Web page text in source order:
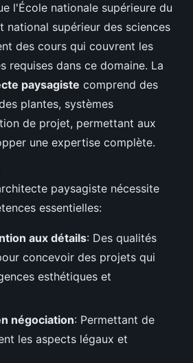
l'École nationale supérieure du
national supérieur des sciences
des cours qui couvrent les
requises dans ce domaine. La
paysagiste comprend des
plantes, systèmes
de projet, permettant aux
une expertise complète.
paysagiste nécessite
essentielles:
aux détails: Des qualités
concevoir des projets qui
esthétiques et
négociation: Permettant de
les aspects légaux et